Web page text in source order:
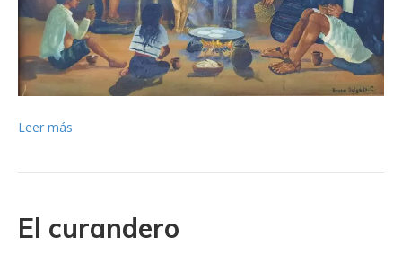
Leer más
El curandero